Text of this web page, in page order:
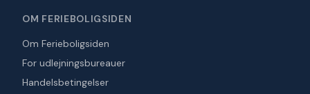
OM FERIEBOLIGSIDEN
Om Ferieboligsiden
For udlejningsbureauer
Handelsbetingelser